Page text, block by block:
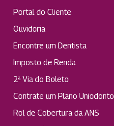
Portal do Cliente
Ouvidoria
Encontre um Dentista
Imposto de Renda
2ª Via do Boleto
Contrate um Plano Uniodonto
Rol de Cobertura da ANS